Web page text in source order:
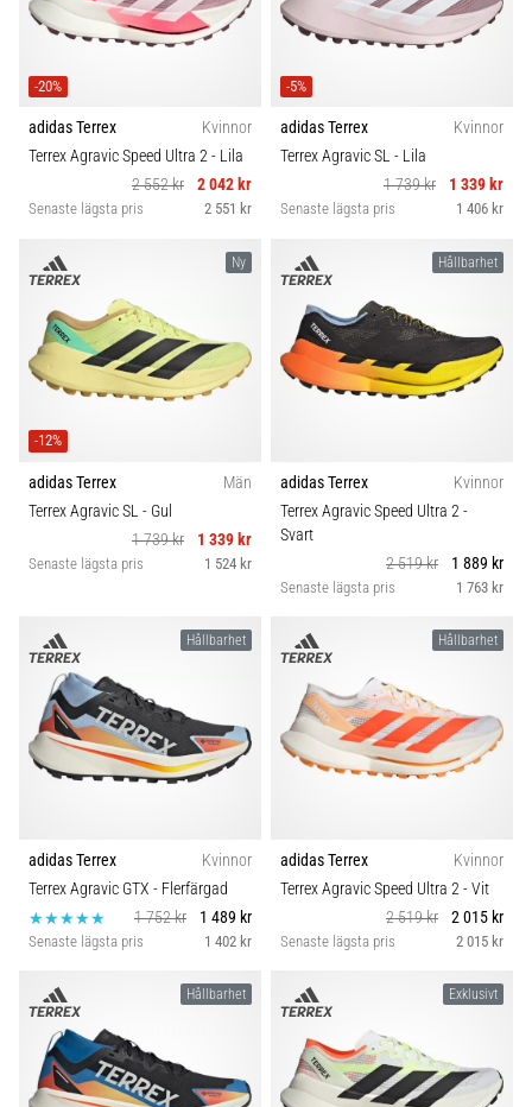
Visa
alla
artiklar
-20%
adidas Terrex
Kvinnor
Terrex Agravic Speed Ultra 2- Lila
2 552 kr
2 042 kr
Senaste lägsta pris 2 551 kr
-5%
adidas Terrex
Kvinnor
Terrex Agravic SL - Lila
1 739 kr
1 339 kr
Senaste lägsta pris 1 406 kr
Ny
-12%
adidas Terrex
Män
Terrex Agravic SL - Gul
1 739 kr
1 339 kr
Senaste lägsta pris 1 524 kr
Hållbarhet
adidas Terrex
Kvinnor
Terrex Agravic Speed Ultra 2-
Svart
2 519 kr
1 889 kr
Senaste lägsta pris 1 763 kr
Hållbarhet
adidas Terrex
Kvinnor
Terrex Agravic GTX - Flerfärgad
1 752 kr
1 489 kr
Senaste lägsta pris 1 402 kr
Hållbarhet
adidas Terrex
Kvinnor
Terrex Agravic Speed Ultra 2- Vit
2 519 kr
2 015 kr
Senaste lägsta pris 2 015 kr
Hållbarhet Exklusivt